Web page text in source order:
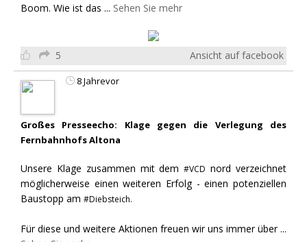
Boom. Wie ist das ... Sehen Sie mehr
5 Ansicht auf facebook
8 Jahrevor
Großes Presseecho: Klage gegen die Verlegung des
Fernbahnhofs Altona
Unsere Klage zusammen mit dem#VCD nord verzeichnet
möglicherweise einen weiteren Erfolg - einen potenziellen
Baustopp am #Diebsteich.
Für diese und weitere Aktionen freuen wir uns immer über ...